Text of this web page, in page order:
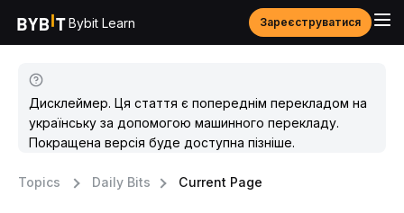
Bybit Learn Зареєструватися
Дисклеймер. Ця стаття є попереднім перекладом на
українську за допомогою машинного перекладу.
Покращена версія буде доступна пізніше.
Topics Daily Bits Current Page